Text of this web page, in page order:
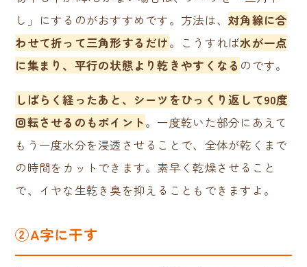
し」にするのがおすすめです。方法は、対角線に合
わせて折って三角形するだけ。こうすれば水が一点
に集まり、平行の状態より乾きやすくなる のです。
しばらく経ったあと、シーツをひっくり返して90度
回転させるのもポイント。一度乾いた部分にあえて
もう一度水分を浸透させることで、全体が乾くまで
の時間をカットできます。素早く乾燥させること
で、イヤな生乾き臭を抑えることもできますよ。
②A字に干す